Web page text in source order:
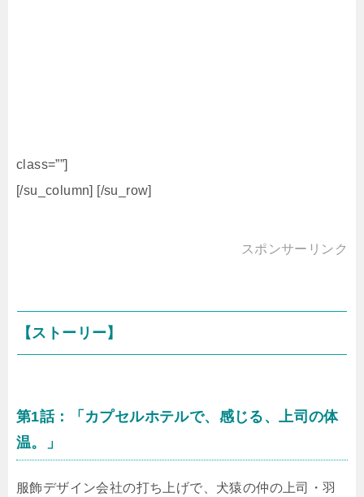
class=””]
[/su_column] [/su_row]
スポンサーリンク
【ストーリー】
第1話：「カプセルホテルで、感じる、上司の体
温。」
服飾デザイン会社の打ち上げで、犬猿の仲の上司・羽